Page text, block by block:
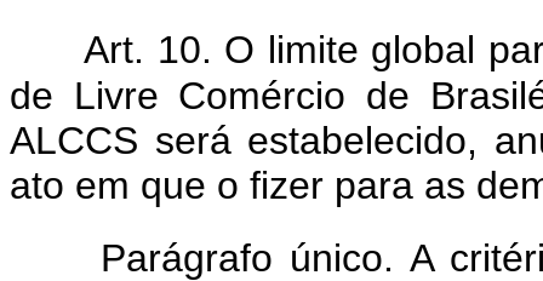
Art. 10. O limite global
de Livre Comércio de
ALCCS será estabelecido,
ato em que o fizer para as
Parágrafo único. A